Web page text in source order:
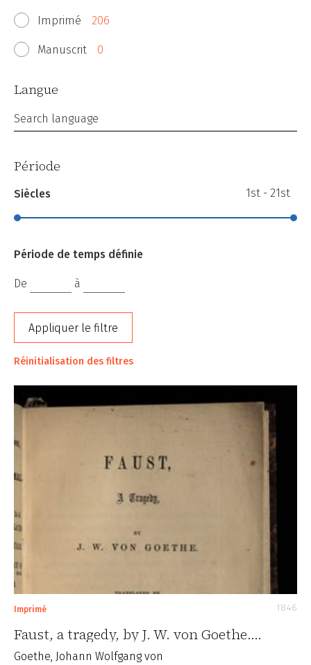
Imprimé 206
Manuscrit 0
Langue
Search language
Période
Siècles 1st - 21st
Période de temps définie
De à
Appliquer le filtre
Réinitialisation des filtres
Imprimé 1846
Faust, a tragedy, by J. W. von Goethe.…
Goethe, Johann Wolfgang von